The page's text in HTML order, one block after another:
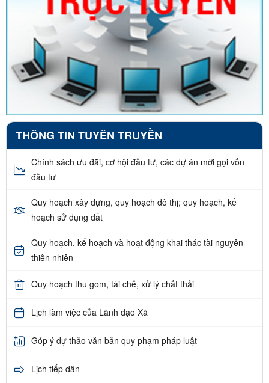
THÔNG TIN TUYÊN TRUYỀN
Chính sách ưu đãi, cơ hội đầu tư, các dự án mời gọi vốn
đầu tư
Quy hoạch xây dựng, quy hoạch đô thị; quy hoạch, kế
hoạch sử dụng đất
Quy hoạch, kế hoạch và hoạt động khai thác tài nguyên
thiên nhiên
Quy hoạch thu gom, tái chế, xử lý chất thải
Lịch làm việc của Lãnh đạo Xã
Góp ý dự thảo văn bản quy phạm pháp luật
Lịch tiếp dân